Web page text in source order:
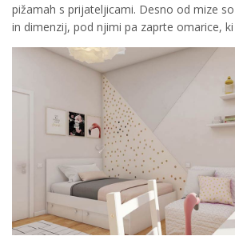
pižamah s prijateljicami. Desno od mize
in dimenzij, pod njimi pa zaprte omarice,